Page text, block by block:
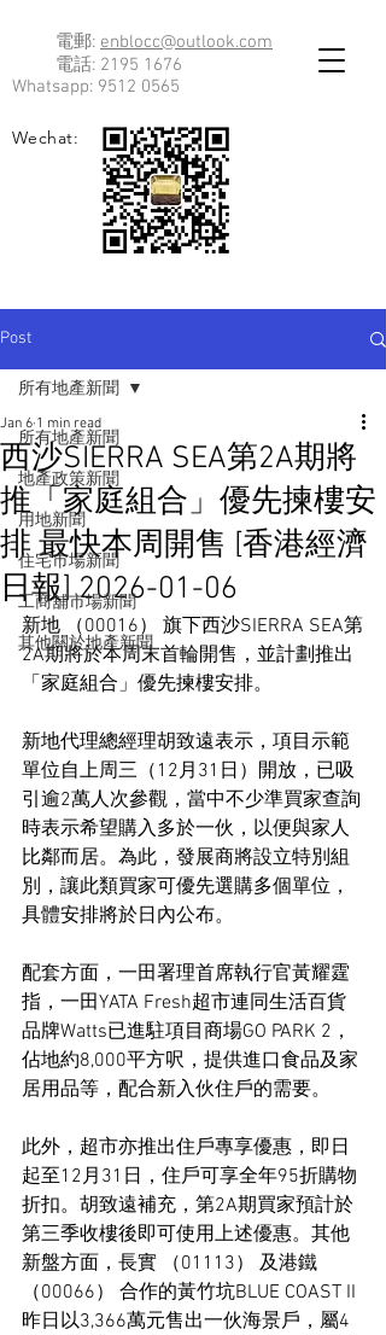
電郵: enblocc@outlook.com
電話: 2195 1676
Whatsapp: 9512 0565
Wechat:
Post
所有地產新聞
地產政策新聞
用地新聞
住宅市場新聞
工商舖市場新聞
其他關於地產新聞
所有地產新聞
西沙SIERRA SEA第2A期將
推「家庭組合」優先揀樓安
排 最快本周開售 [香港經濟
日報] 2026-01-06
Jan 6 1 min read
新地 （00016） 旗下西沙SIERRA SEA第
2A期將於本周末首輪開售，並計劃推出
「家庭組合」優先揀樓安排。
新地代理總經理胡致遠表示，項目示範
單位自上周三（12月31日）開放，已吸
引逾2萬人次參觀，當中不少準買家查詢
時表示希望購入多於一伙，以便與家人
比鄰而居。為此，發展商將設立特別組
別，讓此類買家可優先選購多個單位，
具體安排將於日內公布。
配套方面，一田署理首席執行官黃耀霆
指，一田YATA Fresh超市連同生活百貨
品牌Watts已進駐項目商場GO PARK 2，
佔地約8,000平方呎，提供進口食品及家
居用品等，配合新入伙住戶的需要。
此外，超市亦推出住戶專享優惠，即日
起至12月31日，住戶可享全年95折購物
折扣。胡致遠補充，第2A期買家預計於
第三季收樓後即可使用上述優惠。其他
新盤方面，長實 （01113） 及港鐵
（00066） 合作的黃竹坑BLUE COAST II
昨日以3,366萬元售出一伙海景戶，屬4